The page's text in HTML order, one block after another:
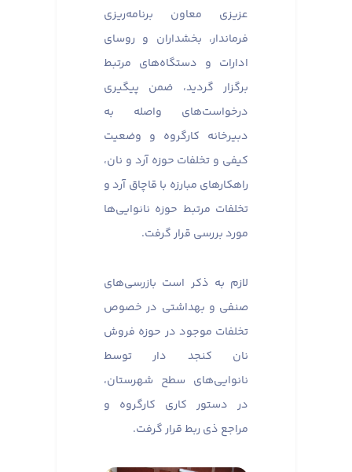
عزیزی معاون برنامه‌ریزی
فرماندار، بخشداران و روسای
ادارات و دستگاه‌های مرتبط
برگزار گردید، ضمن پیگیری
درخواست‌های واصله به
دبیرخانه کارگروه و وضعیت
کیفی و تخلفات حوزه آرد و نان،
راهکارهای مبارزه با قاچاق آرد و
تخلفات مرتبط حوزه نانوایی‌ها
مورد بررسی قرار گرفت.
لازم به ذکر است بازرسی‌های
صنفی و بهداشتی در خصوص
تخلفات موجود در حوزه فروش
نان کنجد دار توسط
نانوایی‌های سطح شهرستان،
در دستور کاری کارگروه و
مراجع ذی ربط قرار گرفت.